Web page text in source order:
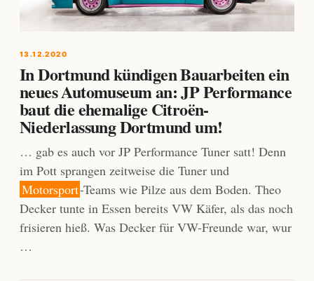
13.12.2020
In Dortmund kündigen Bauarbeiten ein
neues Automuseum an: JP Performance
baut die ehemalige Citroën-
Niederlassung Dortmund um!
… gab es auch vor JP Performance Tuner satt! Denn
im Pott sprangen zeitweise die Tuner und
Motorsport-Teams wie Pilze aus dem Boden. Theo
Decker tunte in Essen bereits VW Käfer, als das noch
frisieren hieß. Was Decker für VW-Freunde war, wur
…